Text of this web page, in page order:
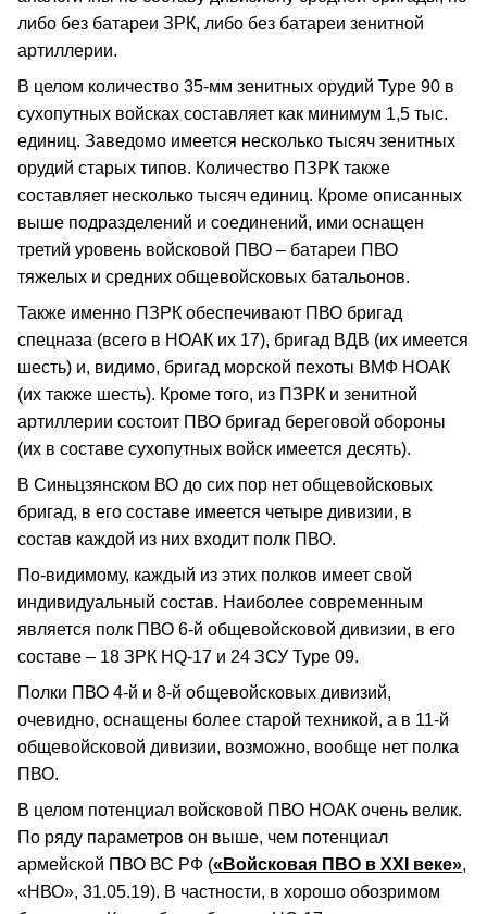
либо без батареи ЗРК, либо без батареи зенитной
артиллерии.
В целом количество 35-мм зенитных орудий Туре 90 в
сухопутных войсках составляет как минимум 1,5 тыс.
единиц. Заведомо имеется несколько тысяч зенитных
орудий старых типов. Количество ПЗРК также
составляет несколько тысяч единиц. Кроме описанных
выше подразделений и соединений, ими оснащен
третий уровень войсковой ПВО – батареи ПВО
тяжелых и средних общевойсковых батальонов.
Также именно ПЗРК обеспечивают ПВО бригад
спецназа (всего в НОАК их 17), бригад ВДВ (их имеется
шесть) и, видимо, бригад морской пехоты ВМФ НОАК
(их также шесть). Кроме того, из ПЗРК и зенитной
артиллерии состоит ПВО бригад береговой обороны
(их в составе сухопутных войск имеется десять).
В Синьцзянском ВО до сих пор нет общевойсковых
бригад, в его составе имеется четыре дивизии, в
состав каждой из них входит полк ПВО.
По-видимому, каждый из этих полков имеет свой
индивидуальный состав. Наиболее современным
является полк ПВО 6-й общевойсковой дивизии, в его
составе – 18 ЗРК HQ-17 и 24 ЗСУ Туре 09.
Полки ПВО 4-й и 8-й общевойсковых дивизий,
очевидно, оснащены более старой техникой, а в 11-й
общевойсковой дивизии, возможно, вообще нет полка
ПВО.
В целом потенциал войсковой ПВО НОАК очень велик.
По ряду параметров он выше, чем потенциал
армейской ПВО ВС РФ («Войсковая ПВО в ХХI веке»,
«НВО», 31.05.19). В частности, в хорошо обозримом